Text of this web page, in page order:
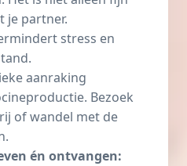
je partner.
stress en
aanraking
Bezoek
of wandel met de
én ontvangen: